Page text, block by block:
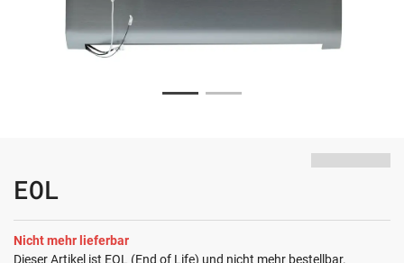
EOL
Nicht mehr lieferbar
Dieser Artikel ist EOL (End of Life) und nicht mehr bestellbar.